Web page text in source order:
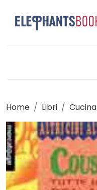
Home Libri Cucina